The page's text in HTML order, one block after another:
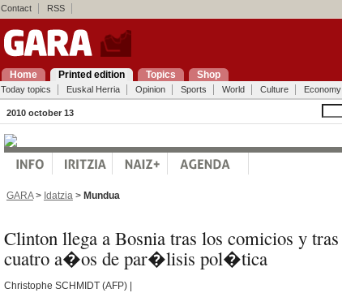
Contact RSS
Home Printed edition Topics Shop
Today topics Euskal Herria Opinion Sports World Culture Economy
2010 october 13
GARA> Idatzia > Mundua
Clinton llega a Bosnia tras los comicios y tras
cuatro a�os de par�lisis pol�tica
Christophe SCHMIDT (AFP) |